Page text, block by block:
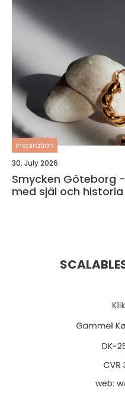
inspiration
30. July 2026
Smycken Göteborg
med själ och historia
web: